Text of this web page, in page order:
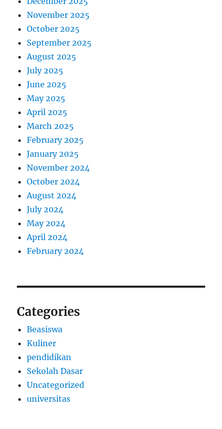
November 2025
October 2025
September 2025
August 2025
July 2025
June 2025
May 2025
April 2025
March 2025
February 2025
January 2025
November 2024
October 2024
August 2024
July 2024
May 2024
April 2024
February 2024
Categories
Beasiswa
Kuliner
pendidikan
Sekolah Dasar
Uncategorized
universitas